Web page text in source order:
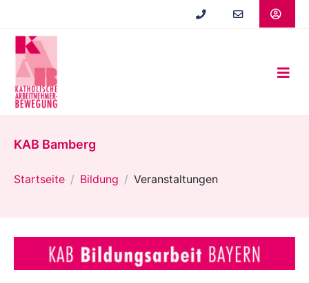
springen
KAB Bamberg
Startseite Bildung Veranstaltungen